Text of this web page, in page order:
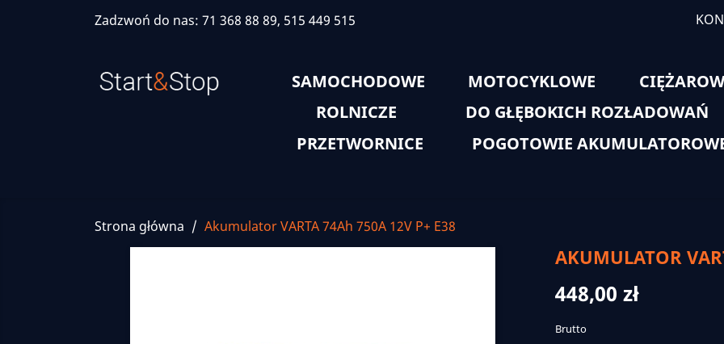
Zadzwoń do nas: 71 368 88 89, 515 449 515
SAMOCHODOWE MOTOCYKLOWE
ROLNICZE
DO GŁĘBOKICH ROZŁADOWAŃ
PRZETWORNICE
POGOTOWIE
Strona główna Akumulator VARTA 74Ah 750A 12V P+ E38
AKUMULATOR
448,00 zł
Brutto